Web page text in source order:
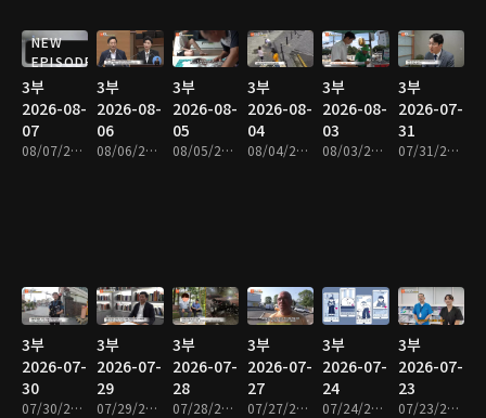
NEW
EPISODE
3부
2026-08-
07
08/07/2026 • 48분
3부
2026-08-
06
08/06/2026 • 48분
3부
2026-08-
05
08/05/2026 • 48분
3부
2026-08-
04
08/04/2026 • 47분
3부
2026-08-
03
08/03/2026 • 48분
3부
2026-07-
31
07/31/2026 • 47분
3부
2026-07-
30
07/30/2026 • 47분
3부
2026-07-
29
07/29/2026 • 48분
3부
2026-07-
28
07/28/2026 • 48분
3부
2026-07-
27
07/27/2026 • 48분
3부
2026-07-
24
07/24/2026 • 47분
3부
2026-07-
23
07/23/2026 • 48분